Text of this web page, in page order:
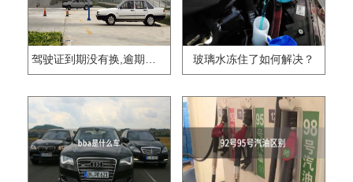
驾驶证到期没有换,逾期怎么办?? 玻璃水冻住了如何解决？